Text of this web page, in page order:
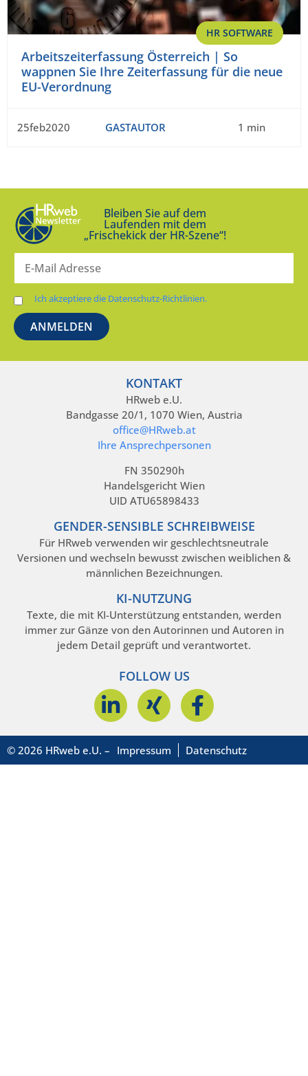
HR SOFTWARE
Arbeitszeiterfassung Österreich | So
wappnen Sie Ihre Zeiterfassung für die neue
EU-Verordnung
25feb2020 GASTAUTOR 1 min
Bleiben Sie auf dem
Laufenden mit dem
„Frischekick der HR-Szene“!
Ich akzeptiere die Datenschutz-Richtlinien.
KONTAKT
HRweb e.U.
Bandgasse 20/1, 1070 Wien, Austria
office@HRweb.at
Ihre Ansprechpersonen
FN 350290h
Handelsgericht Wien
UID ATU65898433
GENDER-SENSIBLE SCHREIBWEISE
Für HRweb verwenden wir geschlechtsneutrale
Versionen und wechseln bewusst zwischen weiblichen &
männlichen Bezeichnungen.
KI-NUTZUNG
Texte, die mit KI-Unterstützung entstanden, werden
immer zur Gänze von den Autorinnen und Autoren in
jedem Detail geprüft und verantwortet.
FOLLOW US
© 2026 HRweb e.U. – Impressum Datenschutz